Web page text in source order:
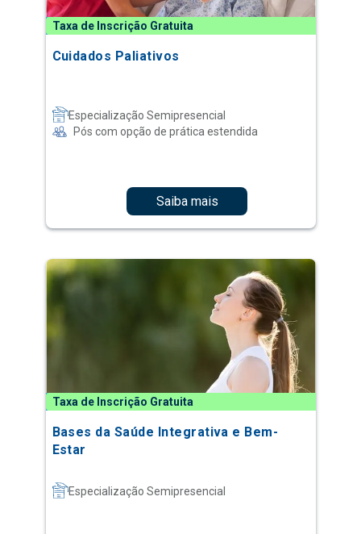
Taxa de Inscrição Gratuita
Cuidados Paliativos
Especialização Semipresencial
Pós com opção de prática estendida
Saiba mais
Taxa de Inscrição Gratuita
Bases da Saúde Integrativa e Bem-
Estar
Especialização Semipresencial